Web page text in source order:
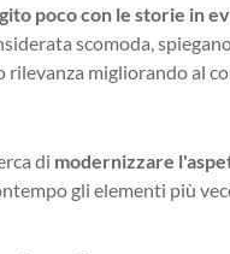
poco con le storie in
scomoda,
migliorando al
di modernizzare
gli elementi più